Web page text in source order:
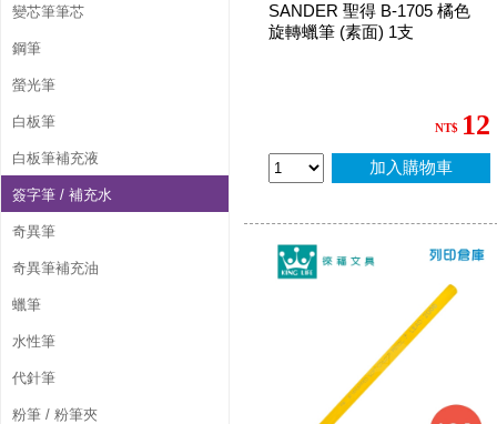
變芯筆筆芯
鋼筆
螢光筆
白板筆
白板筆補充液
簽字筆 / 補充水
奇異筆
奇異筆補充油
蠟筆
水性筆
代針筆
粉筆 / 粉筆夾
SANDER 聖得 B-1705 橘色
旋轉蠟筆 (素面) 1支
NT$ 12
加入購物車